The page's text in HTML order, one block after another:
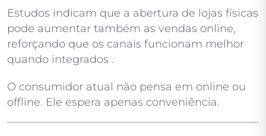
Estudos indicam que a abertura de lojas físicas
pode aumentar também as vendas online,
reforçando que os canais funcionam melhor
quando integrados .
O consumidor atual não pensa em online ou
offline. Ele espera apenas conveniência.